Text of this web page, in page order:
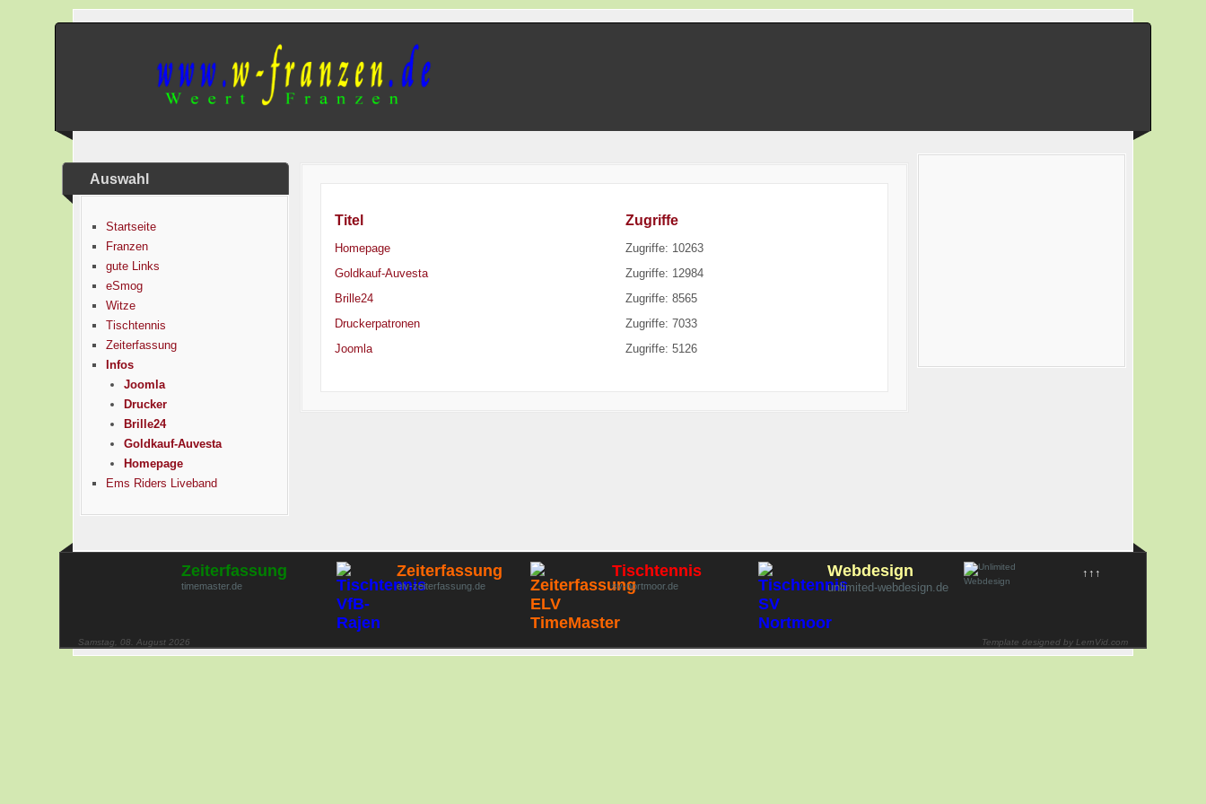
Auswahl
Startseite
Franzen
gute Links
eSmog
Witze
Tischtennis
Zeiterfassung
Infos
Joomla
Drucker
Brille24
Goldkauf-Auvesta
Homepage
Ems Riders Liveband
Titel Zugriffe
Homepage
Zugriffe: 10263
Goldkauf-Auvesta
Zugriffe: 12984
Brille24
Zugriffe: 8565
Druckerpatronen
Zugriffe: 7033
Joomla
Zugriffe: 5126
↑↑↑
Zeiterfassung
timemaster.de
Zeiterfassung
elv-zeiterfassung.de
Tischtennis
sv-nortmoor.de
Webdesign
unlimited-webdesign.de
Samstag, 08. August 2026 Template designed by LernVid.com